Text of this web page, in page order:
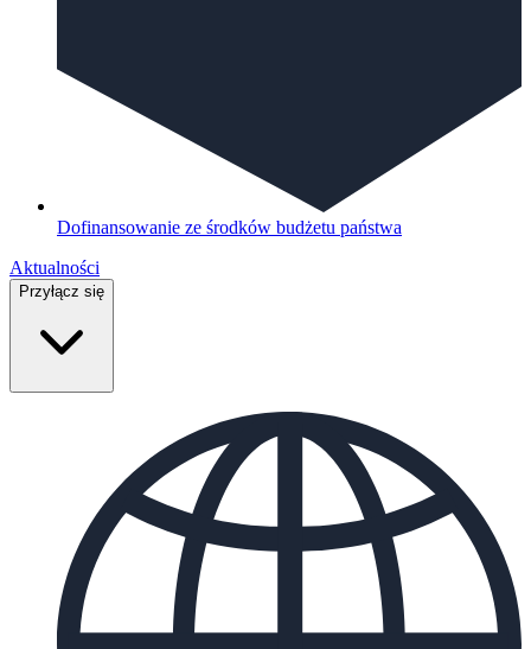
Dofinansowanie ze środków budżetu państwa
Aktualności
Przyłącz się